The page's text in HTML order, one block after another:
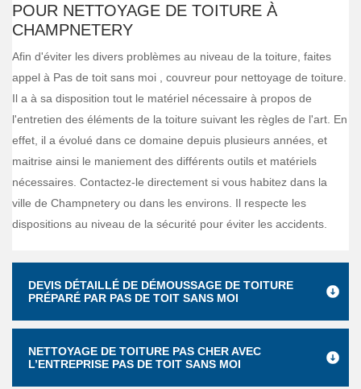
POUR NETTOYAGE DE TOITURE À
CHAMPNETERY
Afin d'éviter les divers problèmes au niveau de la toiture, faites
appel à Pas de toit sans moi , couvreur pour nettoyage de toiture.
Il a à sa disposition tout le matériel nécessaire à propos de
l'entretien des éléments de la toiture suivant les règles de l'art. En
effet, il a évolué dans ce domaine depuis plusieurs années, et
maitrise ainsi le maniement des différents outils et matériels
nécessaires. Contactez-le directement si vous habitez dans la
ville de Champnetery ou dans les environs. Il respecte les
dispositions au niveau de la sécurité pour éviter les accidents.
DEVIS DÉTAILLÉ DE DÉMOUSSAGE DE TOITURE
PRÉPARÉ PAR PAS DE TOIT SANS MOI
NETTOYAGE DE TOITURE PAS CHER AVEC
L’ENTREPRISE PAS DE TOIT SANS MOI